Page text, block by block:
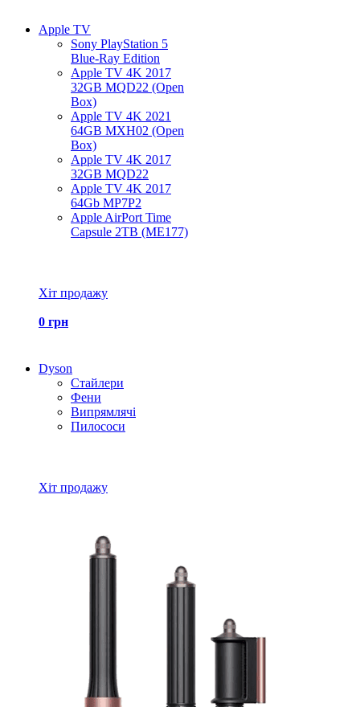
Apple TV
Sony PlayStation 5
Blue-Ray Edition
Apple TV 4K 2017
32GB MQD22 (Open
Box)
Apple TV 4K 2021
64GB MXH02 (Open
Box)
Apple TV 4K 2017
32GB MQD22
Apple TV 4K 2017
64Gb MP7P2
Apple AirPort Time
Capsule 2TB (ME177)
Хіт продажу
0 грн
Dyson
Стайлери
Фени
Випрямлячі
Пилососи
Хіт продажу